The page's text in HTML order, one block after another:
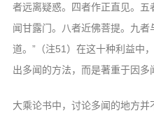
者远离疑惑。四者作正直见。
闻甘露门。八者近佛菩提。九
道。”（注51）在这十种利益中
出多闻的方法，而是著重于因多
大乘论书中，讨论多闻的地方